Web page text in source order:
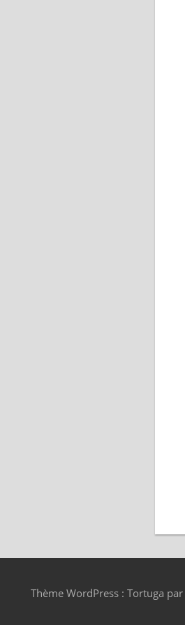
Thème WordPress : Tortuga par